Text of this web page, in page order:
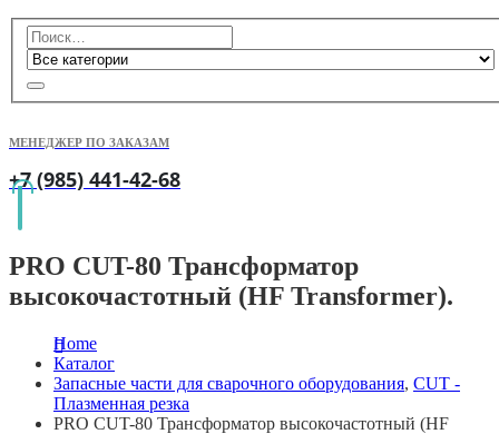
МЕНЕДЖЕР ПО ЗАКАЗАМ
+7 (985) 441-42-68
PRO CUT-80 Трансформатор
высокочастотный (HF Transformer).
Home
Каталог
Запасные части для сварочного оборудования, CUT -
Плазменная резка
PRO CUT-80 Трансформатор высокочастотный (HF